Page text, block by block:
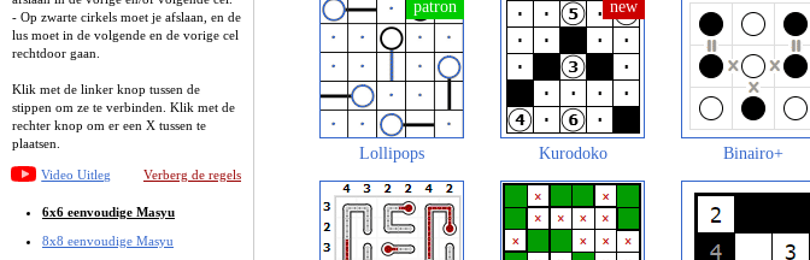
- Op zwarte cirkels moet je afslaan, en de
lus moet in de volgende en de vorige cel
rechtdoor gaan.
Klik met de linker knop tussen de
stippen om ze te verbinden. Klik met de
rechter knop om er een X tussen te
plaatsen.
Video Uitleg Verberg de regels
6x6 eenvoudige Masyu
8x8 eenvoudige Masyu
Lollipops Kurodoko Binairo+